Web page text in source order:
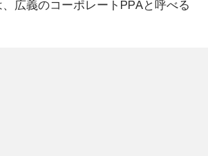
広義のコーポレートPPAと呼べる